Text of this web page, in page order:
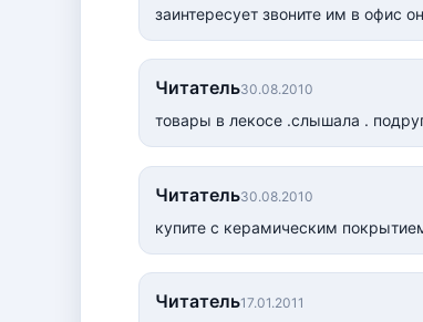
заинтересует звоните им в офис
Читатель30.08.2010
товары в лекосе .слышала .
Читатель30.08.2010
купите с керамическим
Читатель17.01.2011